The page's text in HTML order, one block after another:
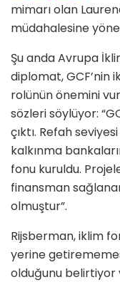
mimarı olan
müdahalesine
Şu anda Avrupa
diplomat, GCF’nin
rolünün önemini
sözleri söylüyor:
çıktı. Refah
kalkınma
fonu kuruldu.
finansman
olmuştur”.
Rijsberman, iklim
yerine
olduğunu belirtiyor